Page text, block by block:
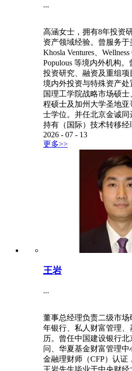
...
高涵女士，拥有8年投资
资产领域经验。曾服务于
Khosla Ventures、
Populous 等境内外机构
投资研究、融资及重组项
境内外投资与特殊资产
国理工学院战略市场硕
程硕士及加州大学圣地
士学位。并任北京金诚同
持有（国际）技术转移经
2026 - 07 - 13
更多>>
王岩
...
董事总经理负责二级市
年银行、私人财富管理
历。曾任中国建设银行
问、华夏基金财富管理
金融理财师（CFP）认证
王岩先生毕业于中央财